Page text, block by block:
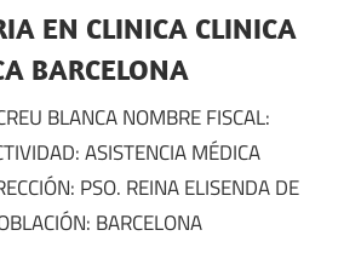
EN CLINICA CLINICA
BARCELONA
BLANCA NOMBRE FISCAL:
ASISTENCIA MÉDICA
PSO. REINA ELISENDA DE
BARCELONA